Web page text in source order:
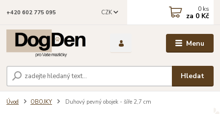
Menu
CZK
Hledat
+420 602 775 095 0 ks
za 0 Kč
Úvod OBOJKY Duhový pevný obojek - šíře 2,7 cm